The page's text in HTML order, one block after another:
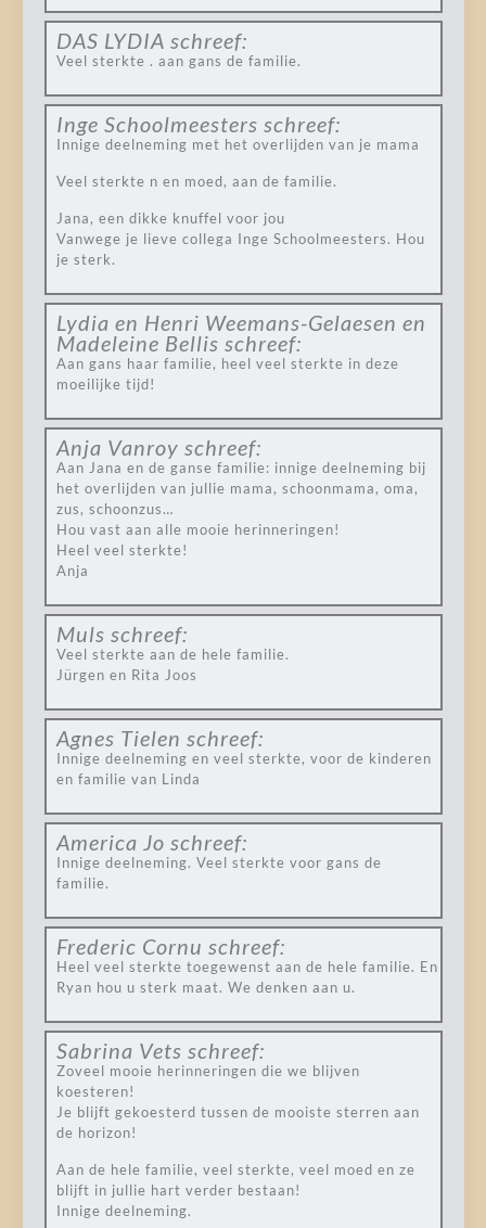
DAS LYDIA schreef:
Veel sterkte . aan gans de familie.
Inge Schoolmeesters schreef:
Innige deelneming met het overlijden van je mama
Veel sterkte n en moed, aan de familie.
Jana, een dikke knuffel voor jou
Vanwege je lieve collega Inge Schoolmeesters. Hou
je sterk.
Lydia en Henri Weemans-Gelaesen en
Madeleine Bellis schreef:
Aan gans haar familie, heel veel sterkte in deze
moeilijke tijd!
Anja Vanroy schreef:
Aan Jana en de ganse familie: innige deelneming bij
het overlijden van jullie mama, schoonmama, oma,
zus, schoonzus…
Hou vast aan alle mooie herinneringen!
Heel veel sterkte!
Anja
Muls schreef:
Veel sterkte aan de hele familie.
Jürgen en Rita Joos
Agnes Tielen schreef:
Innige deelneming en veel sterkte, voor de kinderen
en familie van Linda
America Jo schreef:
Innige deelneming. Veel sterkte voor gans de
familie.
Frederic Cornu schreef:
Heel veel sterkte toegewenst aan de hele familie. En
Ryan hou u sterk maat. We denken aan u.
Sabrina Vets schreef:
Zoveel mooie herinneringen die we blijven
koesteren!
Je blijft gekoesterd tussen de mooiste sterren aan
de horizon!
Aan de hele familie, veel sterkte, veel moed en ze
blijft in jullie hart verder bestaan!
Innige deelneming.